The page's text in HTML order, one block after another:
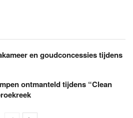
en goudconcessies tijdens
ontmanteld tijdens “Clean